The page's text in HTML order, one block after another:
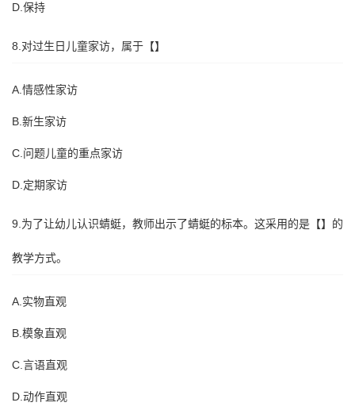
D.保持
8.对过生日儿童家访，属于【】
A.情感性家访
B.新生家访
C.问题儿童的重点家访
D.定期家访
9.为了让幼儿认识蜻蜓，教师出示了蜻蜓的标本。这采用的是【】的
教学方式。
A.实物直观
B.模象直观
C.言语直观
D.动作直观